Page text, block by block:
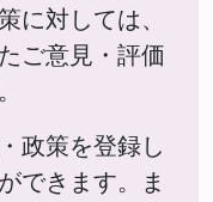
に対しては、
ご意見・評価
政策を登録し
できます。ま